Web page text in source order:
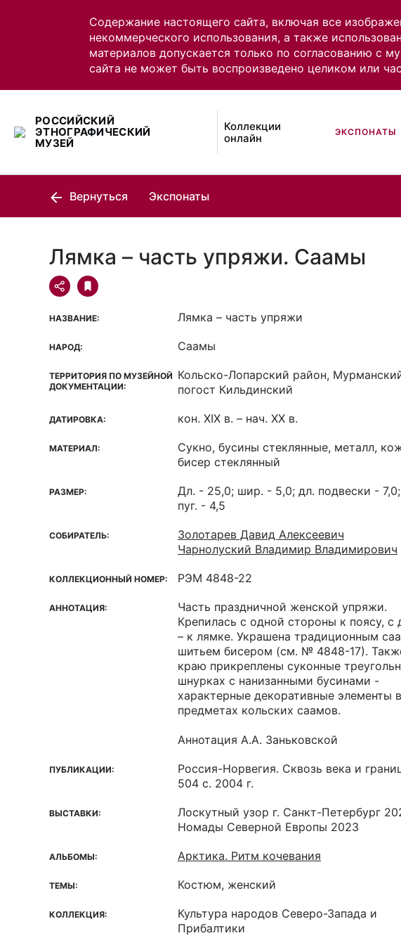
Содержание настоящего сайта, включая все
некоммерческого использования, а также
материалов допускается только по согласованию с
сайта не может быть воспроизведено целиком или
РОССИЙСКИЙ
ЭТНОГРАФИЧЕСКИЙ
МУЗЕЙ
Коллекции
онлайн
ЭКСПОНАТЫ
Вернуться Экспонаты
Лямка – часть упряжи. Саамы
НАЗВАНИЕ: Лямка – часть упряжи
НАРОД: Саамы
ТЕРРИТОРИЯ ПО МУЗЕЙНОЙ
ДОКУМЕНТАЦИИ:
Кольско-Лопарский район,
погост Кильдинский
ДАТИРОВКА: кон. XIX в. – нач. XX в.
МАТЕРИАЛ:
Сукно, бусины стеклянные, металл,
бисер стеклянный
РАЗМЕР:
Дл. - 25,0; шир. - 5,0; дл. подвески -
пуг. - 4,5
СОБИРАТЕЛЬ:
Золотарев Давид Алексеевич
Чарнолуский Владимир Владимирович
КОЛЛЕКЦИОННЫЙ НОМЕР: РЭМ 4848-22
АННОТАЦИЯ:
Часть праздничной женской упряжи.
Крепилась с одной стороны к поясу, с
– к лямке. Украшена традиционным
шитьем бисером (см. № 4848-17).
краю прикреплены суконные
шнурках с нанизанными бусинами -
характерные декоративные элементы в
предметах кольских саамов.
Аннотация А.А. Заньковской
ПУБЛИКАЦИИ:
Россия-Норвегия. Сквозь века и
504 с. 2004 г.
ВЫСТАВКИ:
Лоскутный узор г. Санкт-Петербург
Номады Северной Европы 2023
АЛЬБОМЫ: Арктика. Ритм кочевания
ТЕМЫ: Костюм, женский
КОЛЛЕКЦИЯ:
Культура народов Северо-Запада и
Прибалтики